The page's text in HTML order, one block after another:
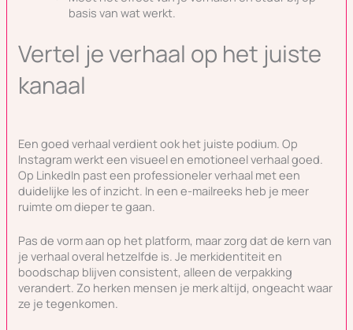
basis van wat werkt.
Vertel je verhaal op het juiste
kanaal
Een goed verhaal verdient ook het juiste podium. Op
Instagram werkt een visueel en emotioneel verhaal goed.
Op LinkedIn past een professioneler verhaal met een
duidelijke les of inzicht. In een e-mailreeks heb je meer
ruimte om dieper te gaan.
Pas de vorm aan op het platform, maar zorg dat de kern van
je verhaal overal hetzelfde is. Je merkidentiteit en
boodschap blijven consistent, alleen de verpakking
verandert. Zo herken mensen je merk altijd, ongeacht waar
ze je tegenkomen.